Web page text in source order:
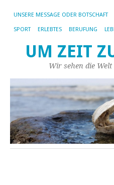
UNSERE MESSAGE ODER BOTSCHAFT
SPORT ERLEBTES BERUFUNG
UM ZEIT
Wir sehen die